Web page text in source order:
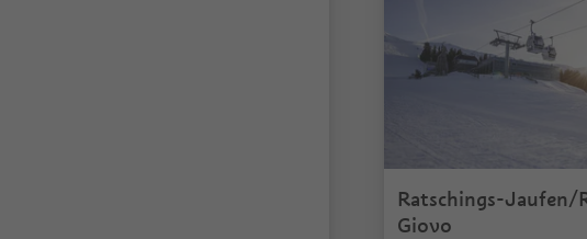
Ratschings-Jaufen/
Giovo